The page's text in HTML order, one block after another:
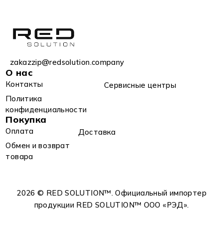
zakazzip@redsolution.company
О нас
Контакты
Сервисные центры
Политика
конфиденциальности
Покупка
Оплата
Доставка
Обмен и возврат
товара
2026 © RED SOLUTION™. Официальный импортер
продукции RED SOLUTION™ OOO «РЭД».